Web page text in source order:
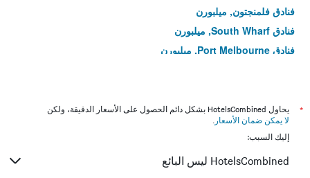
فنادق فلمنجتون, ميلبورن
فنادق South Wharf, ميلبورن
فنادق Port Melbourne, ميلبورن
فنادق Carlton, ميلبورن
فنادق South Yarra, ميلبورن
*
يحاول HotelsCombined بشكل دائم الحصول على الأسعار الدقيقة، ولكن
لا يمكن ضمان الأسعار .
إليك السبب:
HotelsCombined ليس البائع